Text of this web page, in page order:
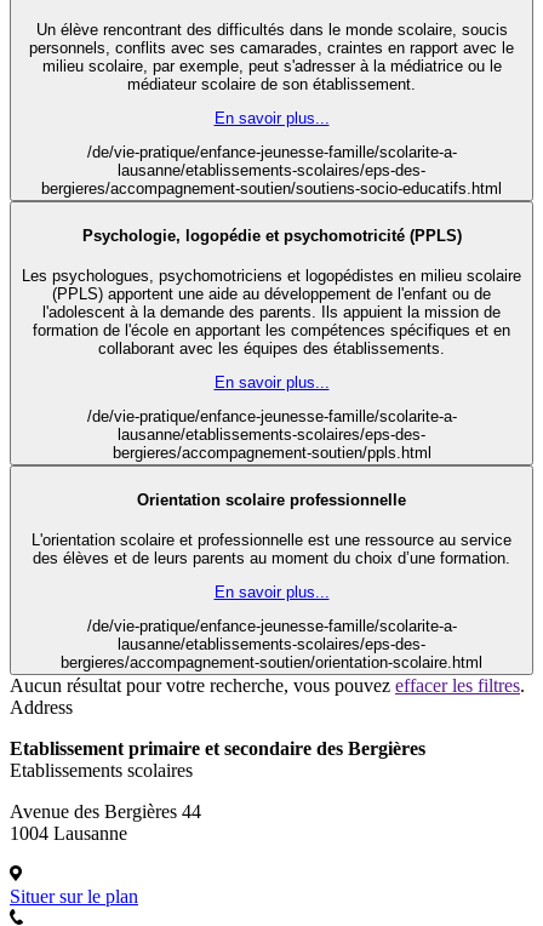
Un élève rencontrant des difficultés dans le monde scolaire, soucis
personnels, conflits avec ses camarades, craintes en rapport avec le
milieu scolaire, par exemple, peut s'adresser à la médiatrice ou le
médiateur scolaire de son établissement.
En savoir plus...
/de/vie-pratique/enfance-jeunesse-famille/scolarite-a-
lausanne/etablissements-scolaires/eps-des-
bergieres/accompagnement-soutien/soutiens-socio-educatifs.html
Psychologie, logopédie et psychomotricité (PPLS)
Les psychologues, psychomotriciens et logopédistes en milieu scolaire
(PPLS) apportent une aide au développement de l'enfant ou de
l'adolescent à la demande des parents. Ils appuient la mission de
formation de l'école en apportant les compétences spécifiques et en
collaborant avec les équipes des établissements.
En savoir plus...
/de/vie-pratique/enfance-jeunesse-famille/scolarite-a-
lausanne/etablissements-scolaires/eps-des-
bergieres/accompagnement-soutien/ppls.html
Orientation scolaire professionnelle
L'orientation scolaire et professionnelle est une ressource au service
des élèves et de leurs parents au moment du choix d’une formation.
En savoir plus...
/de/vie-pratique/enfance-jeunesse-famille/scolarite-a-
lausanne/etablissements-scolaires/eps-des-
bergieres/accompagnement-soutien/orientation-scolaire.html
Aucun résultat pour votre recherche, vous pouvez effacer les filtres.
Address
Etablissement primaire et secondaire des Bergières
Etablissements scolaires
Avenue des Bergières 44
1004 Lausanne
Situer sur le plan